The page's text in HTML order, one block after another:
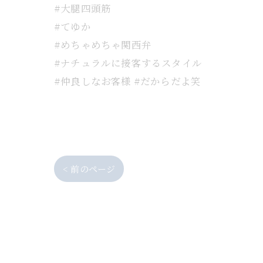
#大腿四頭筋
#てゆか
#めちゃめちゃ関西弁
#ナチュラルに接客するスタイル
#仲良しなお客様 #だからだよ笑
< 前のページ